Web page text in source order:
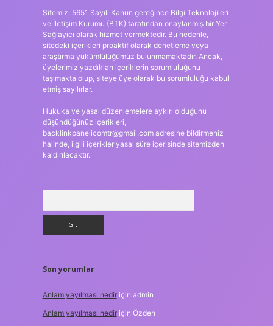
Sitemiz, 5651 Sayılı Kanun gereğince Bilgi Teknolojileri
ve İletişim Kurumu (BTK) tarafından onaylanmış bir Yer
Sağlayıcı olarak hizmet vermektedir. Bu nedenle,
sitedeki içerikleri proaktif olarak denetleme veya
araştırma yükümlülüğümüz bulunmamaktadır. Ancak,
üyelerimiz yazdıkları içeriklerin sorumluluğunu
taşımakta olup, siteye üye olarak bu sorumluluğu kabul
etmiş sayılırlar.
Hukuka ve yasal düzenlemelere aykırı olduğunu
düşündüğünüz içerikleri,
backlinkpanelicomtr@gmail.comadresine bildirmeniz
halinde, ilgili içerikler yasal süre içerisinde sitemizden
kaldırılacaktır.
Son yorumlar
Anlam yayılması nediriçin admin
Anlam yayılması nediriçin Özden